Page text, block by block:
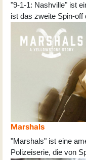
"9-1-1: Nashville" ist
ist das zweite Spin-off
Marshals
"Marshals" ist eine
Polizeiserie, die von